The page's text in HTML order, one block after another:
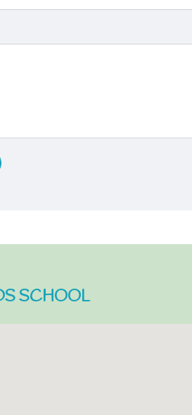
SCHOOL